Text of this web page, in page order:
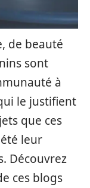
de beauté
sont
à
le justifient
que ces
leur
Découvrez
ces blogs